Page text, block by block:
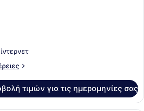
τιμών για τις ημερομηνίες σας